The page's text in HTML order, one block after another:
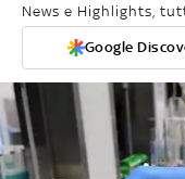
News e Highlights,
Google